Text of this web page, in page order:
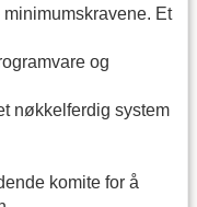
Et
og
nøkkelferdig system
komite for å